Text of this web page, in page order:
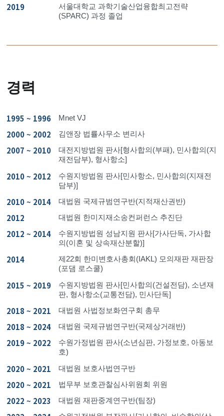
2019
서울대학교 과학기술산업융합최고전략
(SPARC) 과정 졸업
경력
1995 ~ 1996 Mnet VJ
2000 ~ 2002 김앤장 법률사무소 변리사
2007 ~ 2010
대전지방법원 판사[형사합의(부패), 민사합의(지
재전담부), 형사항소]
2010 ~ 2012
수원지방법원 판사[민사항소, 민사합의(지재전
담부)]
2010 ~ 2014 대법원 국제규범연구반(지적재산권반)
2012 대법원 한미지재소송컨퍼런스 추진단
2012 ~ 2014
수원지방법원 성남지원 판사[가사단독, 가사합
의(이혼 및 상속재산분할)]
2014
제22회 한미변호사총회(IAKL) 모의재판 재판장
(포댐 로스쿨)
2015 ~ 2019
수원지방법원 판사[민사합의(건설전담), 소년재
판, 형사항소(교통전담), 민사단독]
2018 ~ 2021 대법원 사법정보화연구회 총무
2018 ~ 2024 대법원 국제규범연구반(국제상거래반)
2019 ~ 2022
수원가정법원 판사(소년심판, 가정보호, 아동보
호)
2020 ~ 2021 대법원 보호사법연구반
2020 ~ 2021 법무부 보호관찰심사위원회 위원
2022 ~ 2023 대법원 재판중계연구반(팀장)